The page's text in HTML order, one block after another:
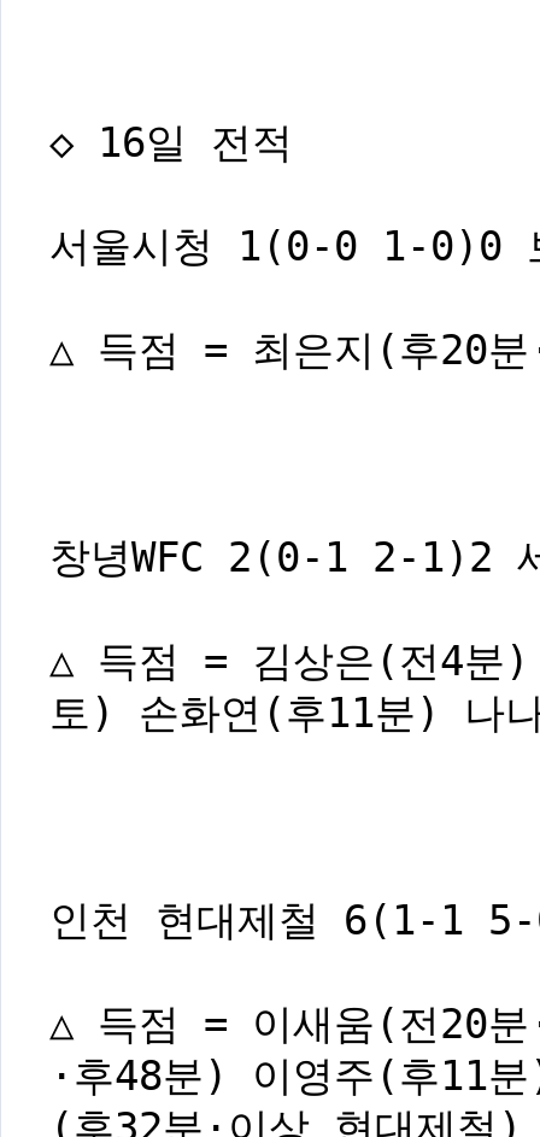
◇ 16일 전적
서울시청 1(0-0 1-0)0
△ 득점 = 최은지(후20분
창녕WFC 2(0-1 2-1)2
△ 득점 = 김상은(전4분)
토) 손화연(후11분) 나
인천 현대제철 6(1-1 5-
△ 득점 = 이새움(전20분
·후48분) 이영주(후11
(후32분·이상 현대제철)